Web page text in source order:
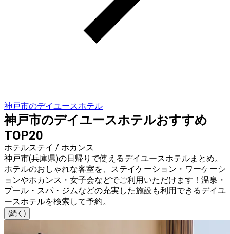
神戸市のデイユースホテル
神戸市のデイユースホテルおすすめ
TOP20
ホテルステイ / ホカンス
神戸市(兵庫県)の日帰りで使えるデイユースホテルまとめ。
ホテルのおしゃれな客室を、ステイケーション・ワーケーシ
ョンやホカンス・女子会などでご利用いただけます！温泉・
プール・スパ・ジムなどの充実した施設も利用できるデイユ
ースホテルを検索して予約。
(続く)